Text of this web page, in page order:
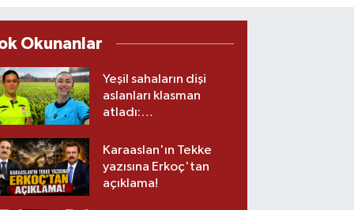
Okunanlar
Yeşil sahaların dişi
aslanları klasman
atladı:
üst lige iki transfer!
Karaaslan'ın Tekke
yazısına Erkoç'tan
açıklama!